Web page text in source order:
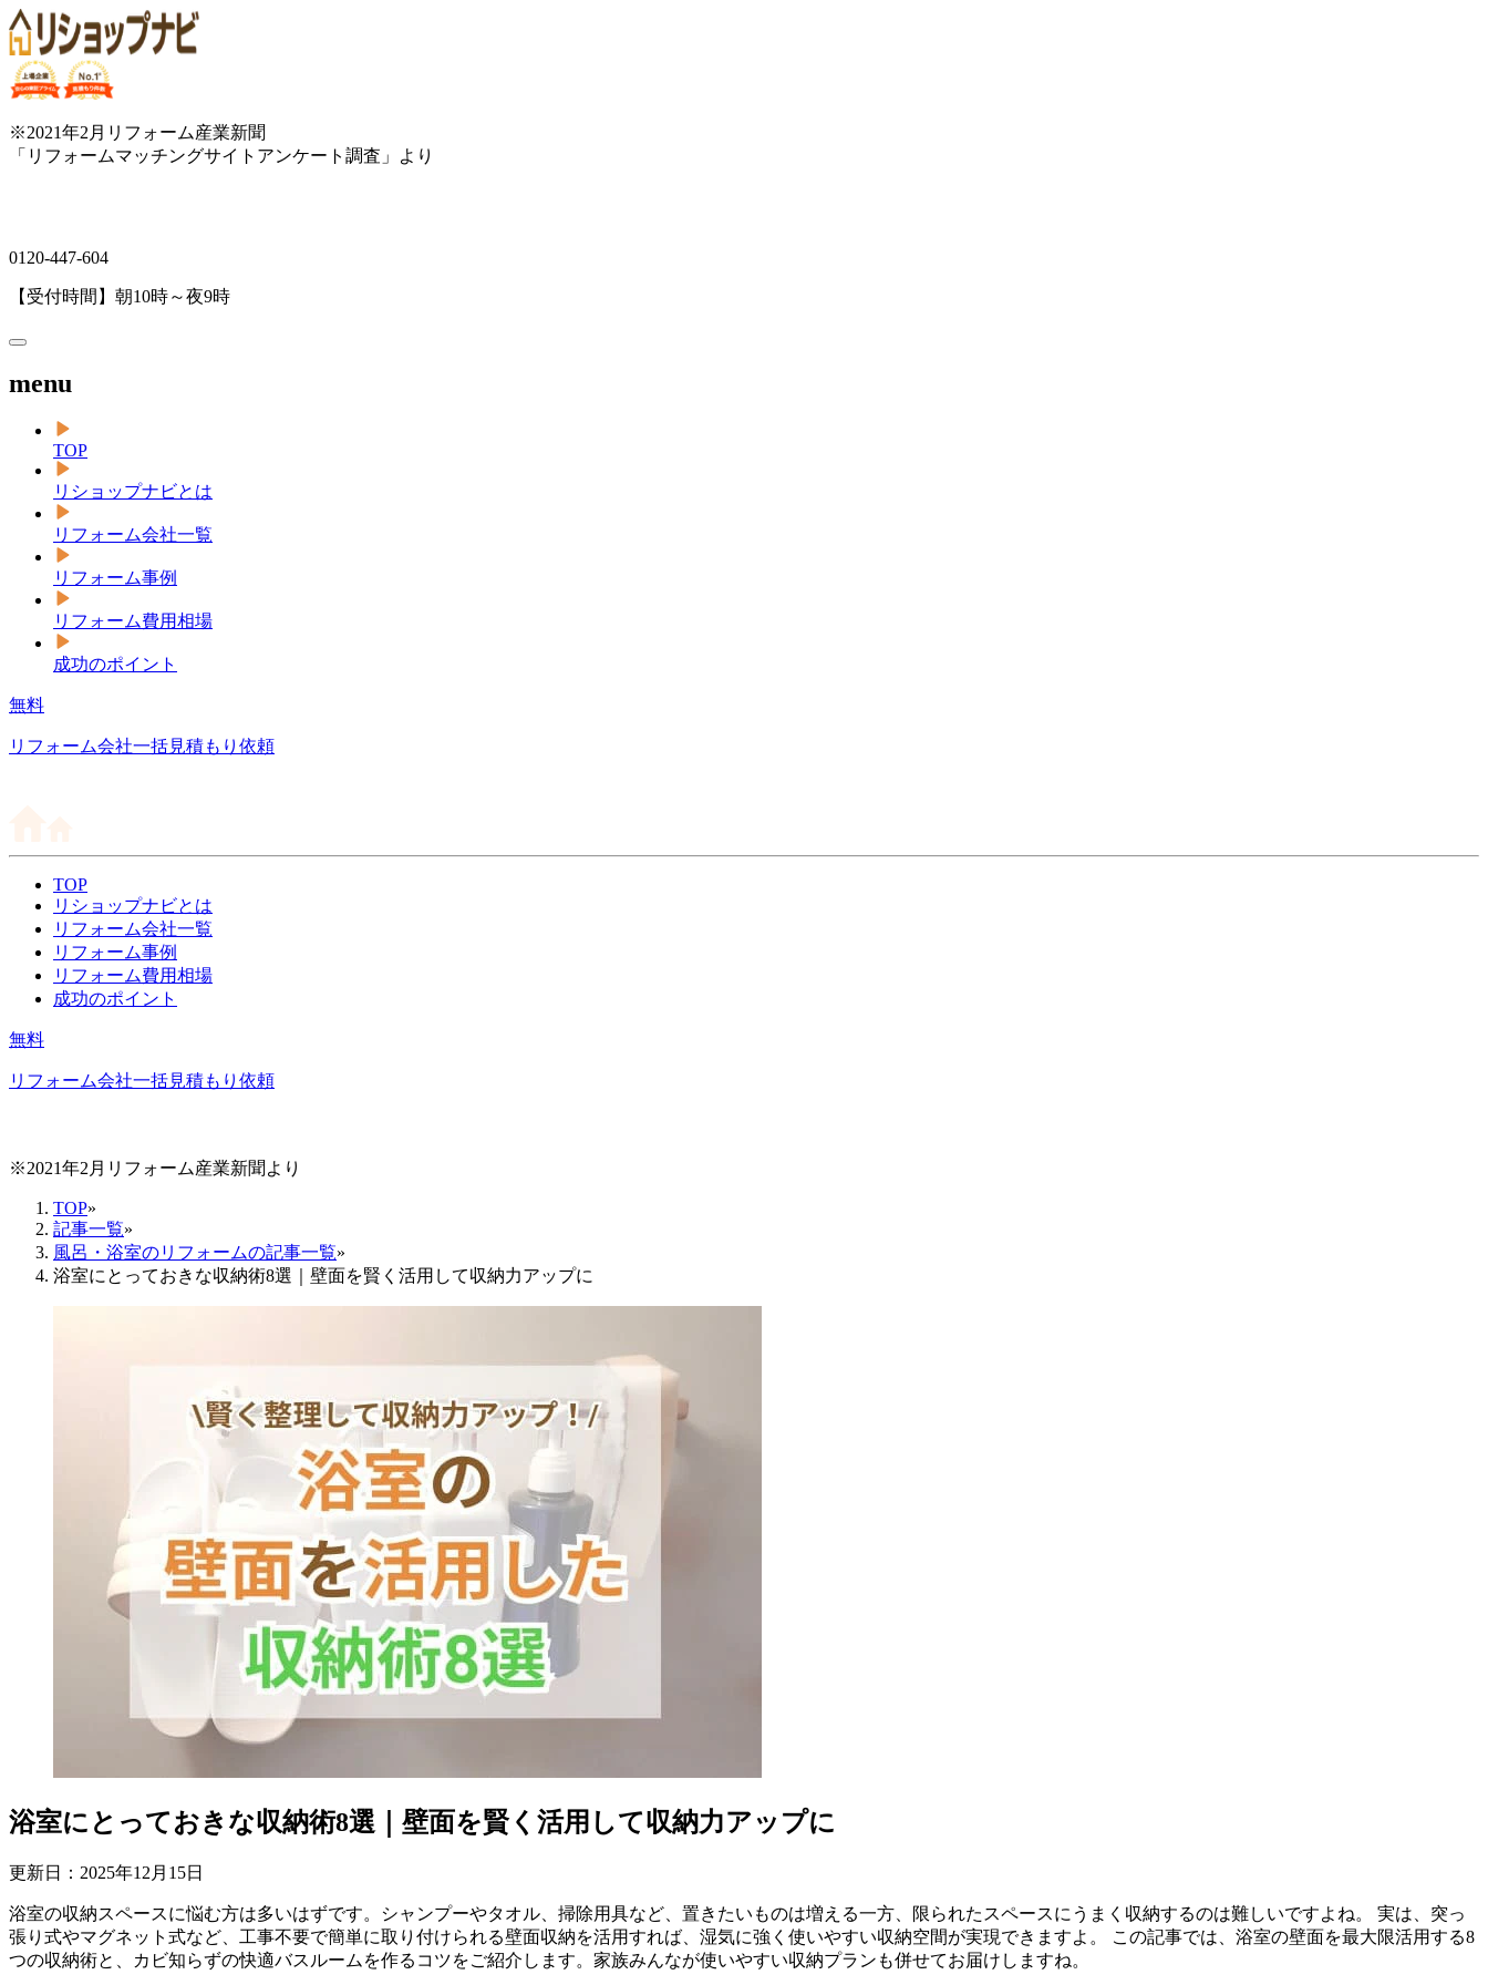
※2021年2月リフォーム産業新聞
「リフォームマッチングサイトアンケート調査」より
0120-447-604
【受付時間】朝10時～夜9時
menu
TOP
リショップナビとは
リフォーム会社一覧
リフォーム事例
リフォーム費用相場
成功のポイント
無料
リフォーム会社一括見積もり依頼
TOP
リショップナビとは
リフォーム会社一覧
リフォーム事例
リフォーム費用相場
成功のポイント
無料
リフォーム会社一括見積もり依頼
※2021年2月リフォーム産業新聞より
TOP»
記事一覧»
風呂・浴室のリフォームの記事一覧»
浴室にとっておきな収納術8選｜壁面を賢く活用して収納力アップに
浴室にとっておきな収納術8選｜壁面を賢く活用して収納力アップに
更新日： 2025年12 月 15日
浴室の収納スペースに悩む方は多いはずです。シャンプーやタオル、掃除用具など、置きたいものは増える一方、限られたスペースにうまく収納するのは難しいですよね。 実は、突っ
張り式やマグネット式など、工事不要で簡単に取り付けられる壁面収納を活用すれば、湿気に強く使いやすい収納空間が実現できますよ。 この記事では、浴室の壁面を最大限活用する8
つの収納術と、カビ知らずの快適バスルームを作るコツをご紹介します。家族みんなが使いやすい収納プランも併せてお届けしますね。